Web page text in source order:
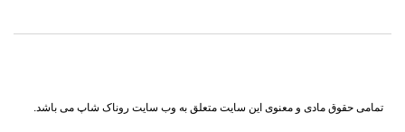
تمامی حقوق مادی و معنوی این سایت متعلق به وب سایت روناک شاپ می باشد.